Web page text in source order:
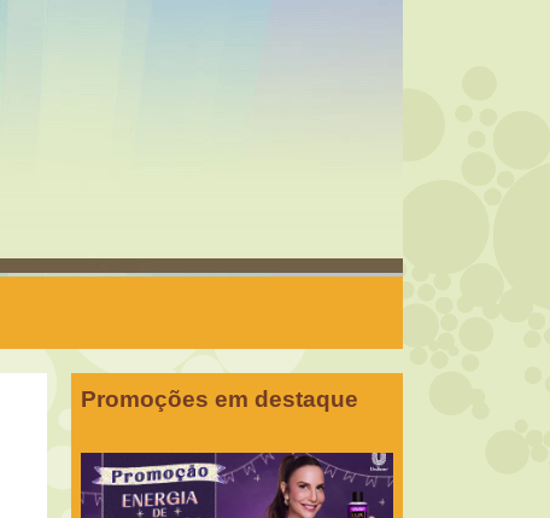
Promoções em destaque